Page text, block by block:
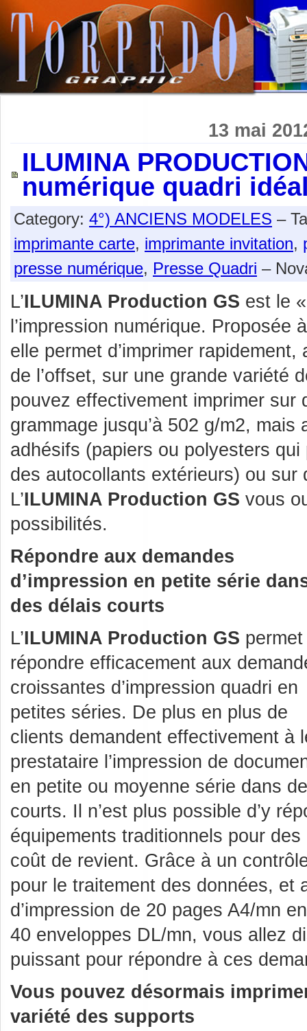
13 mai
ILUMINA
numérique quadri
Category: 4°) ANCIENS MODELES –
imprimante carte, imprimante invitation,
presse numérique, Presse Quadri –
L’ILUMINA Production GS est le
l’impression numérique. Proposée
elle permet d’imprimer
de l’offset, sur une grande variété
pouvez effectivement imprimer sur
grammage jusqu’à 502 g/m2,
adhésifs (papiers ou polyesters
des autocollants extérieurs) ou sur
L’ILUMINA Production GS vous
possibilités.
Répondre aux demandes
d’impression en petite série
des délais courts
L’ILUMINA Production GS
répondre efficacement aux
croissantes d’impression quadri en
petites séries. De plus en plus de
clients demandent effectivement à
prestataire l’impression de
en petite ou moyenne série dans
courts. Il n’est plus possible d’y
équipements traditionnels pour
coût de revient. Grâce à un
pour le traitement des données, et
d’impression de 20 pages A4/mn
40 enveloppes DL/mn, vous allez
puissant pour répondre à ces
Vous pouvez désormais
variété des supports